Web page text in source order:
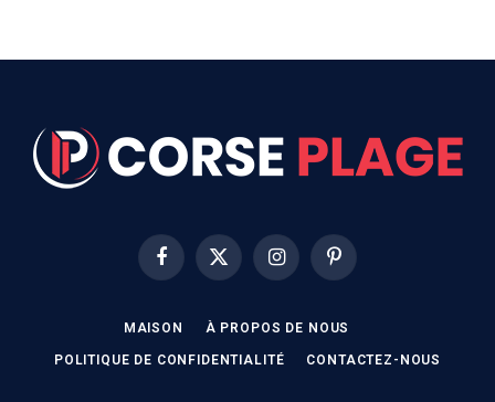
FacebookX
(Twitter)
InstagramPinterest
MAISON À PROPOS DE NOUS
POLITIQUE DE CONFIDENTIALITÉ CONTACTEZ-NOUS